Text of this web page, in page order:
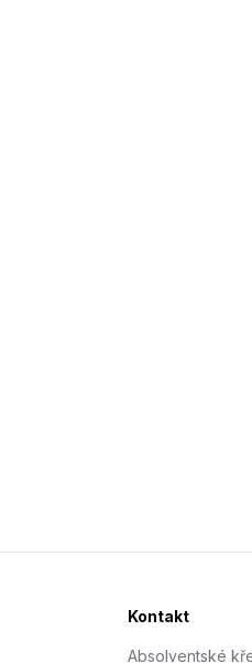
Kontakt
Absolventské